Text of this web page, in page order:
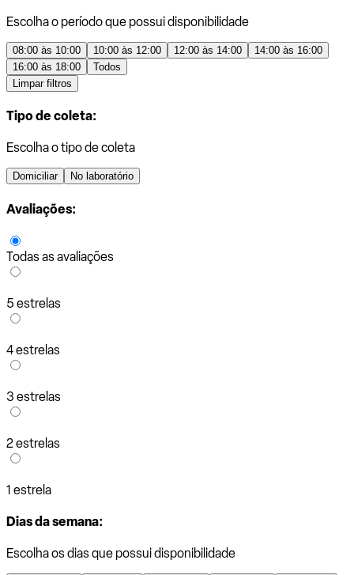
Escolha o período que possui disponibilidade
08:00 às 10:00 10:00 às 12:00 12:00 às 14:00
14:00 às 16:00
16:00 às 18:00
Todos
Limpar filtros
Tipo de coleta:
Escolha o tipo de coleta
Domiciliar No laboratório
Avaliações:
Todas as avaliações
5 estrelas
4 estrelas
3 estrelas
2 estrelas
1 estrela
Dias da semana:
Escolha os dias que possui disponibilidade